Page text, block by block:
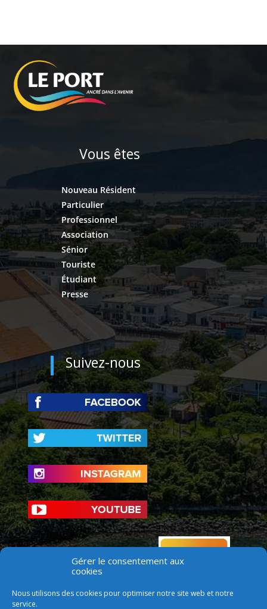
Gérer le consentement aux
cookies
Nous utilisons des cookies pour optimiser notre site web et notre
service.
Vous êtes
Nouveau Résident
Particulier
Professionnel
Association
Sénior
Touriste
Étudiant
Presse
Suivez-nous